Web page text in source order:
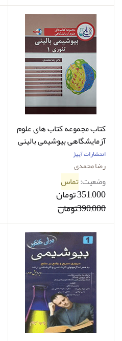
کتاب مجموعه کتاب های علوم
آزمایشگاهی بیوشیمی بالینی
تئوری 1 رضا محمدی
انتشارات آییژ
رضا محمدی
وضعیت:تماس
351,000 تومان
390,000تومان